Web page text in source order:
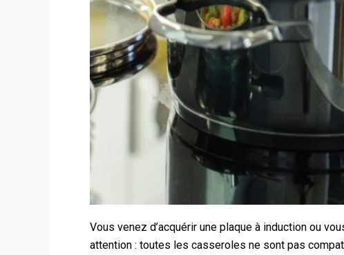
Vous venez d’acquérir une plaque à induction ou
attention : toutes les casseroles ne sont pas